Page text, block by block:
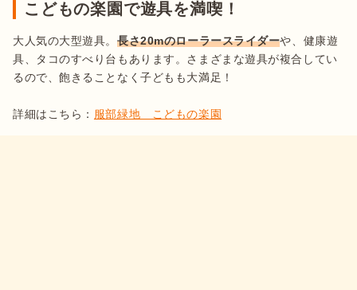
こどもの楽園で遊具を満喫！
大人気の大型遊具。長さ20mのローラースライダーや、健康遊
具、タコのすべり台もあります。さまざまな遊具が複合してい
るので、飽きることなく子どもも大満足！
詳細はこちら： 服部緑地　こどもの楽園